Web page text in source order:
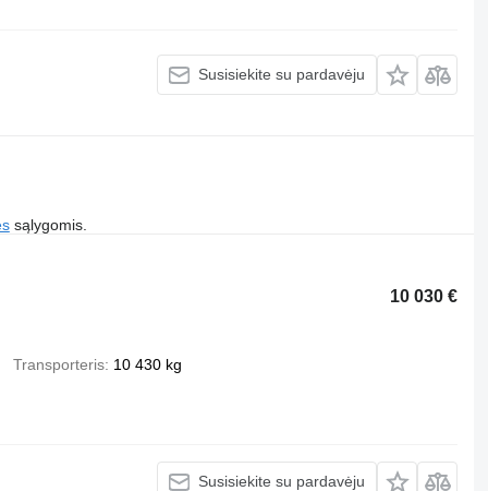
Susisiekite su pardavėju
sąlygomis.
10 030 €
Transporteris 10 430 kg
Susisiekite su pardavėju